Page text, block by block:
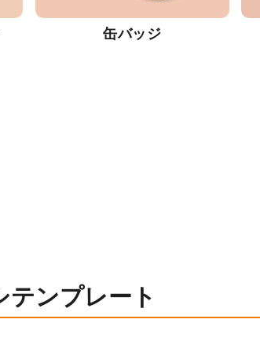
缶バッジ
テンプレート